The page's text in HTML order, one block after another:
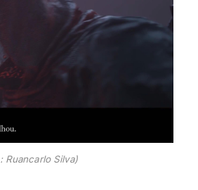
Ruancarlo Silva)